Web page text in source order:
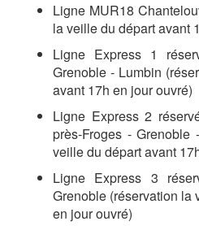
Ligne MUR18
la veille du départ avant
Ligne Express 1
Grenoble - Lumbin
avant 17h en jour ouvré)
Ligne Express 2
près-Froges - Grenoble
veille du départ avant
Ligne Express 3
Grenoble (réservation la
en jour ouvré)